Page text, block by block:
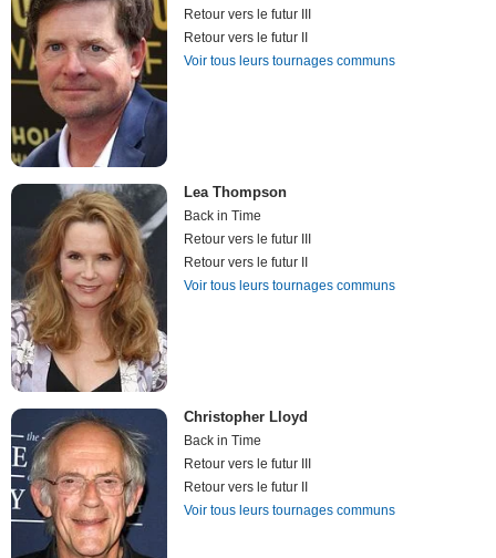
Retour vers le futur III
Retour vers le futur II
Voir tous leurs tournages communs
Lea Thompson
Back in Time
Retour vers le futur III
Retour vers le futur II
Voir tous leurs tournages communs
Christopher Lloyd
Back in Time
Retour vers le futur III
Retour vers le futur II
Voir tous leurs tournages communs